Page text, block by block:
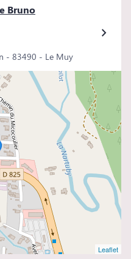
Bruno
- 83490 - Le Muy
Leaflet